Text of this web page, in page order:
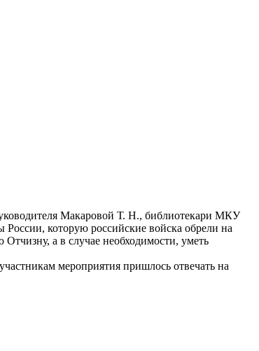
Макаровой Т. Н., библиотекари МКУ
которую российские войска обрели на
а в случае необходимости, уметь
мероприятия пришлось отвечать на